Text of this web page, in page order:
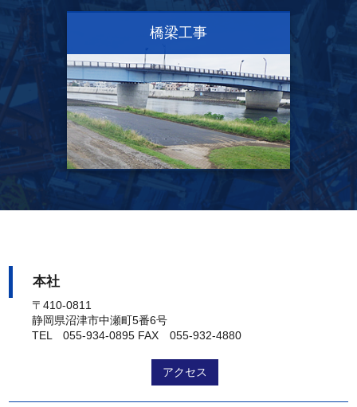
橋梁工事
本社
〒410-0811
静岡県沼津市中瀬町5番6号
TEL 055-934-0895 FAX 055-932-4880
アクセス